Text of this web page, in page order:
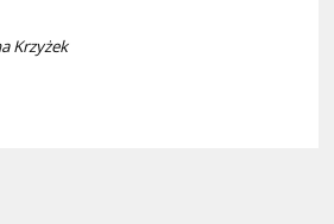
Krzyżek